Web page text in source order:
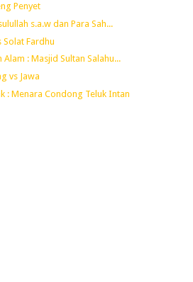
Penyet
s.a.w dan Para Sah...
Solat Fardhu
: Masjid Sultan Salahu...
vs Jawa
: Menara Condong Teluk Intan